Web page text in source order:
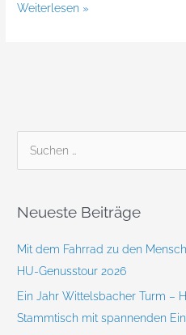
Weiterlesen »
hNeueste Beiträge
Mit dem Fahrrad zu den
HU-Genusstour 2026
Ein Jahr Wittelsbacher Turm –
Stammtisch mit spannenden